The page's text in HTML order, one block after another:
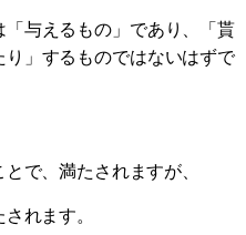
与えるもの」であり、「貰
」するものではないはずで
で、満たされますが、
れます。